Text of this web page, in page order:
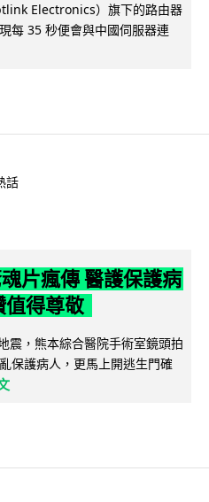
Electronics）旗下的路由器
每 35 秒便會與中國伺服器連
話
片瘋傳 醫護保護病
值得尊敬
震，熊本綜合醫院手術室鏡頭拍
保護病人，更馬上開逃生門確